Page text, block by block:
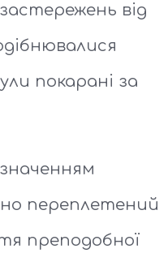
від
покарані за
переплетений
преподобної